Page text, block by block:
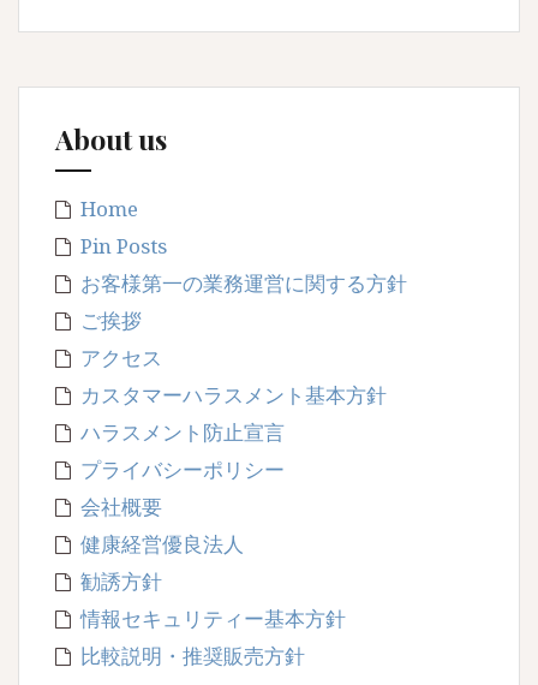
About us
Home
Pin Posts
お客様第一の業務運営に関する方針
ご挨拶
アクセス
カスタマーハラスメント基本方針
ハラスメント防止宣言
プライバシーポリシー
会社概要
健康経営優良法人
勧誘方針
情報セキュリティー基本方針
比較説明・推奨販売方針